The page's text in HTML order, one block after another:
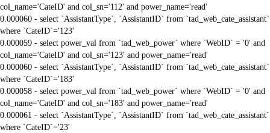
col_name='CateID' and col_sn='112' and power_name='read'
0.000060 - select `AssistantType`, `AssistantID` from `tad_web_cate_assistant`
where `CateID`='123'
0.000059 - select power_val from `tad_web_power` where `WebID` = '0' and
col_name='CateID' and col_sn='123' and power_name='read'
0.000060 - select `AssistantType`, `AssistantID` from `tad_web_cate_assistant`
where `CateID`='183'
0.000058 - select power_val from `tad_web_power` where `WebID` = '0' and
col_name='CateID' and col_sn='183' and power_name='read'
0.000061 - select `AssistantType`, `AssistantID` from `tad_web_cate_assistant`
where `CateID`='23'